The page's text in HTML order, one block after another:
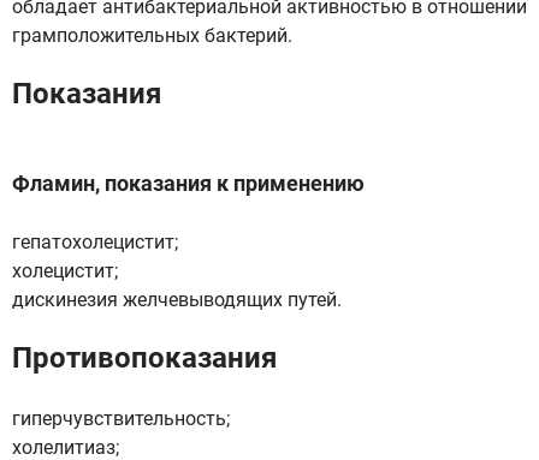
обладает антибактериальной активностью в отношении
грамположительных бактерий.
Показания
Фламин, показания к применению
гепатохолецистит;
холецистит;
дискинезия желчевыводящих путей.
Противопоказания
гиперчувствительность;
холелитиаз;